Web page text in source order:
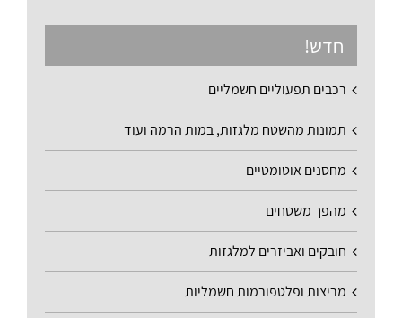
חדש!
רכבים תפעוליים חשמליים
תמונות מהשטח מלגזות, במות הרמה ועוד
מחסנים אוטומטיים
מהפך משטחים
חובקים ואביזרים למלגזות
מריצות ופלטפורמות חשמליות